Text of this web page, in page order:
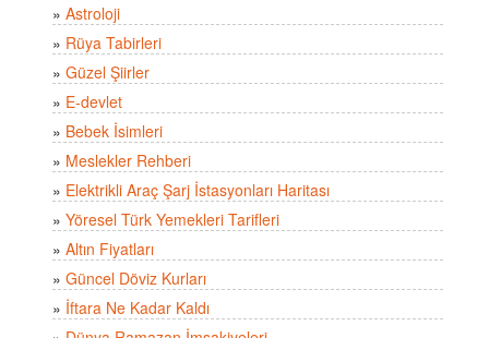
» Astroloji
» Rüya Tabirleri
» Güzel Şiirler
» E-devlet
» Bebek İsimleri
» Meslekler Rehberi
» Elektrikli Araç Şarj İstasyonları Haritası
» Yöresel Türk Yemekleri Tarifleri
» Altın Fiyatları
» Güncel Döviz Kurları
» İftara Ne Kadar Kaldı